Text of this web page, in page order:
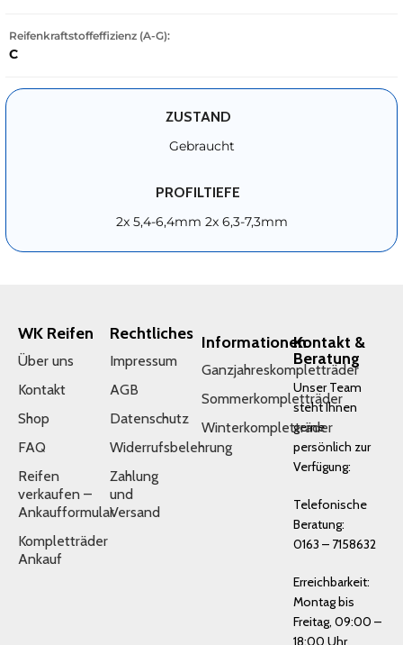
Reifenkraftstoffeffizienz (A-G):
C
ZUSTAND
Gebraucht
PROFILTIEFE
2x 5,4-6,4mm 2x 6,3-7,3mm
WK Reifen
Über uns
Kontakt
Shop
FAQ
Reifen
verkaufen –
Ankaufformular
Kompletträder
Ankauf
Rechtliches
Impressum
AGB
Datenschutz
Widerrufsbelehrung
Zahlung
und
Versand
Informationen
Ganzjahreskompletträder
Sommerkompletträder
Winterkompletträder
Kontakt &
Beratung
Unser Team
steht Ihnen
gerne
persönlich zur
Verfügung:
Telefonische
Beratung:
0163 – 7158632
Erreichbarkeit:
Montag bis
Freitag, 09:00 –
18:00 Uhr